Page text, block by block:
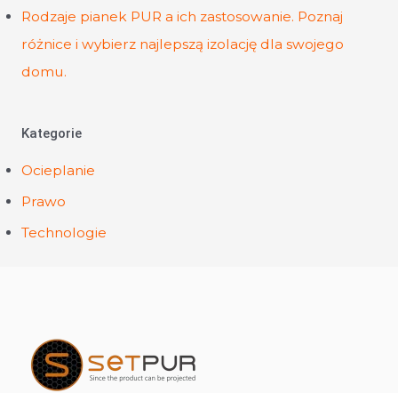
Rodzaje pianek PUR a ich zastosowanie. Poznaj
różnice i wybierz najlepszą izolację dla swojego
domu.
Kategorie
Ocieplanie
Prawo
Technologie